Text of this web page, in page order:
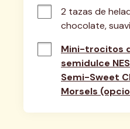
2 tazas de
chocolate,
Mini-trocitos
semidulce
Semi-Sweet
Morsels